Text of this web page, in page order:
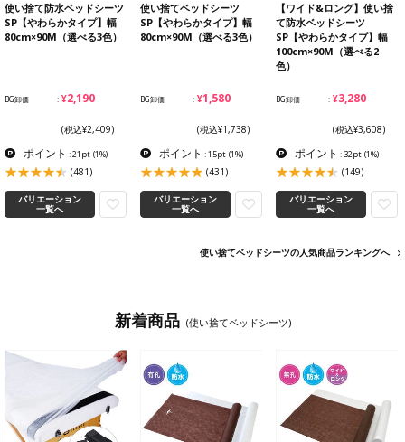
使い捨て防水ベッドシーツ
SP【やわらかタイプ】幅
80cm×90M（選べる3色）
BG卸価 ¥2,190
(税込¥2,409)
ポイント : 21pt (1%)
(481)
バリエーション
一覧へ
使い捨てベッドシーツ
SP【やわらかタイプ】幅
80cm×90M（選べる3色）
BG卸価 ¥1,580
(税込¥1,738)
ポイント : 15pt (1%)
(431)
バリエーション
一覧へ
【ワイド&ロング】使い捨
て防水ベッドシーツ
SP【やわらかタイプ】幅
100cm×90M（選べる2
色）
BG卸価 ¥3,280
(税込¥3,608)
ポイント : 32pt (1%)
(149)
バリエーション
一覧へ
使い捨てベッドシーツの人気商品ランキングへ
新着商品 (使い捨てベッドシーツ)